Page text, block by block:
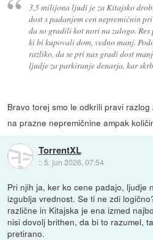
3,5 milijona ljudi je za Kitajsko
dost s padanjem cen nepremičnin
da so gradili kot nori na zalogo.
ki bi kupovali dom, vedno manj.
razliko, da se pri nas gradi dost
ljudje za parkiranje denarja, kar
Bravo torej smo le odkrili pravi
na prazne nepremičnine ampak
TorrentXL
:: 5. jun 2026, 07:54
Pri njih ja, ker ko cene padajo, ljudje
izgublja vrednost. Se ti ne zdi
različne in Kitajska je ena izmed
nisi dovolj brithen, da bi to razumel,
pretirano.